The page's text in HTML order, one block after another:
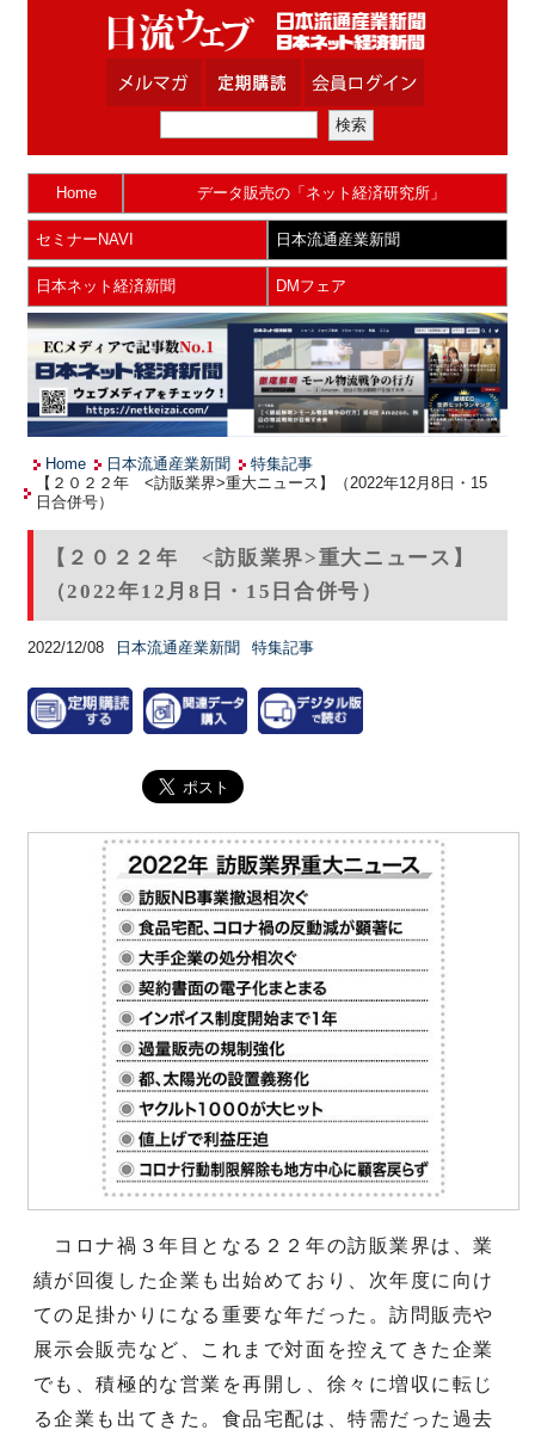
Home データ販売の「ネット経済研究所」
セミナーNAVI 日本流通産業新聞
日本ネット経済新聞 DMフェア
Home 日本流通産業新聞
特集記事
【２０２２年 <訪販業界>重大ニュース】（2022年12月8日・15
日合併号）
【２０２２年 <訪販業界>重大ニュース】
（2022年12月8日・15日合併号）
2022/12/08 日本流通産業新聞 特集記事
コロナ禍３年目となる２２年の訪販業界は、業
績が回復した企業も出始めており、次年度に向け
ての足掛かりになる重要な年だった。訪問販売や
展示会販売など、これまで対面を控えてきた企業
でも、積極的な営業を再開し、徐々に増収に転じ
る企業も出てきた。食品宅配は、特需だった過去